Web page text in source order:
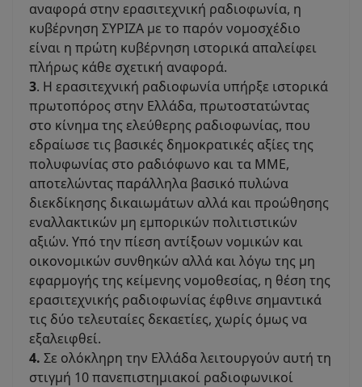
αναφορά στην ερασιτεχνική ραδιοφωνία, η
κυβέρνηση ΣΥΡΙΖΑ με το παρόν νομοσχέδιο
είναι η πρώτη κυβέρνηση ιστορικά απαλείφει
πλήρως κάθε σχετική αναφορά.
3. Η ερασιτεχνική ραδιοφωνία υπήρξε ιστορικά
πρωτοπόρος στην Ελλάδα, πρωτοστατώντας
στο κίνημα της ελεύθερης ραδιοφωνίας, που
εδραίωσε τις βασικές δημοκρατικές αξίες της
πολυφωνίας στο ραδιόφωνο και τα ΜΜΕ,
αποτελώντας παράλληλα βασικό πυλώνα
διεκδίκησης δικαιωμάτων αλλά και προώθησης
εναλλακτικών μη εμπορικών πολιτιστικών
αξιών. Υπό την πίεση αντίξοων νομικών και
οικονομικών συνθηκών αλλά και λόγω της μη
εφαρμογής της κείμενης νομοθεσίας, η θέση της
ερασιτεχνικής ραδιοφωνίας έφθινε σημαντικά
τις δύο τελευταίες δεκαετίες, χωρίς όμως να
εξαλειφθεί.
4. Σε ολόκληρη την Ελλάδα λειτουργούν αυτή τη
στιγμή 10 πανεπιστημιακοί ραδιοφωνικοί